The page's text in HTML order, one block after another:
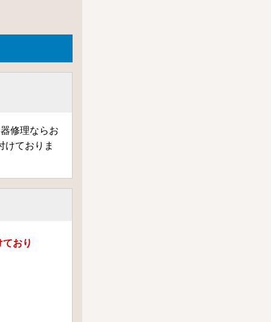
修理ならお
けておりま
おり